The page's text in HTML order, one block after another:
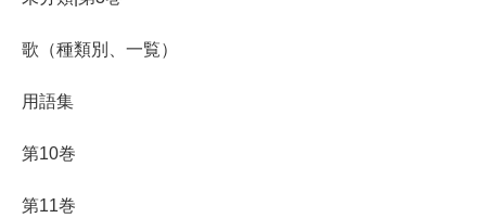
歌（種類別、一覧）
用語集
第10巻
第11巻